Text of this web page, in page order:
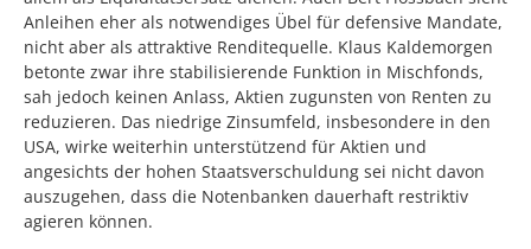
Anleihen eher als notwendiges Übel für defensive Mandate,
nicht aber als attraktive Renditequelle. Klaus Kaldemorgen
betonte zwar ihre stabilisierende Funktion in Mischfonds,
sah jedoch keinen Anlass, Aktien zugunsten von Renten zu
reduzieren. Das niedrige Zinsumfeld, insbesondere in den
USA, wirke weiterhin unterstützend für Aktien und
angesichts der hohen Staatsverschuldung sei nicht davon
auszugehen, dass die Notenbanken dauerhaft restriktiv
agieren können.